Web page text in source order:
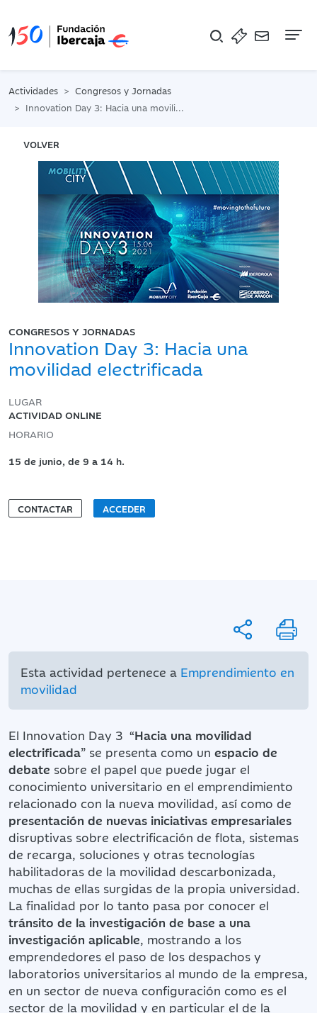
Actividades
Congresos y Jornadas
Innovation Day 3: Hacia una movilidad electrificada
VOLVER
CONGRESOS Y JORNADAS
Innovation Day 3: Hacia una
movilidad electrificada
LUGAR
ACTIVIDAD ONLINE
HORARIO
15 de junio, de 9 a 14 h.
CONTACTAR ACCEDER
Esta actividad pertenece a Emprendimiento en
movilidad
El Innovation Day 3 “Hacia una movilidad
electrificada” se presenta como un espacio de
debate sobre el papel que puede jugar el
conocimiento universitario en el emprendimiento
relacionado con la nueva movilidad, así como de
presentación de nuevas iniciativas empresariales
disruptivas sobre electrificación de flota, sistemas
de recarga, soluciones y otras tecnologías
habilitadoras de la movilidad descarbonizada,
muchas de ellas surgidas de la propia universidad.
La finalidad por lo tanto pasa por conocer el
tránsito de la investigación de base a una
investigación aplicable, mostrando a los
emprendedores el paso de los despachos y
laboratorios universitarios al mundo de la empresa,
en un sector de nueva configuración como es el
sector de la movilidad y en particular el de la